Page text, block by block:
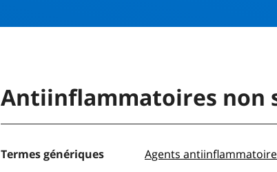
Antiinflammatoires non
Termes génériques
Agents